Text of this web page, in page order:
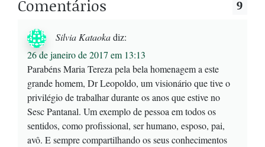
Comentários 9
Silvia Kataokadiz:
26 de janeiro de 2017 em 13:13
Parabéns Maria Tereza pela bela homenagem a este
grande homem, Dr Leopoldo, um visionário que tive o
privilégio de trabalhar durante os anos que estive no
Sesc Pantanal. Um exemplo de pessoa em todos os
sentidos, como profissional, ser humano, esposo, pai,
avô. E sempre compartilhando os seus conhecimentos